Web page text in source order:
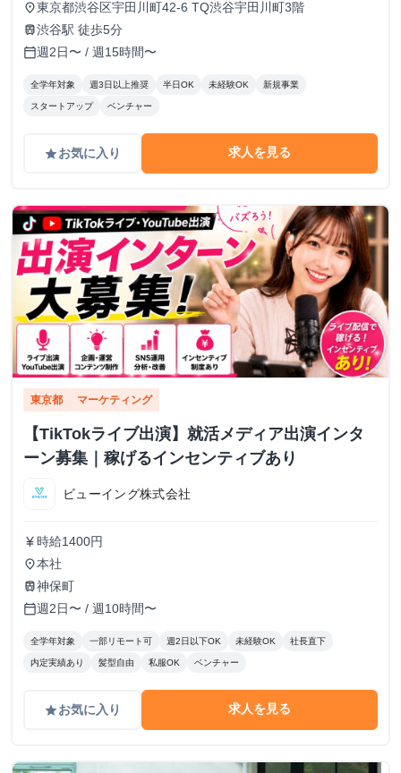
place東京都渋谷区宇田川町42-6 TQ渋谷宇田川町3階
train渋谷駅 徒歩5分
calendar_today週2日〜 / 週15時間〜
全学年対象 週3日以上推奨 半日OK 未経験OK 新規事業
スタートアップ ベンチャー
gradeお気に入り 求人を見る
東京都 マーケティング
【TikTokライブ出演】就活メディア出演インタ
ーン募集｜稼げるインセンティブあり
ビューイング株式会社
currency_yen 時給1400円
place本社
train神保町
calendar_today週2日〜 / 週10時間〜
全学年対象 一部リモート可 週2日以下OK 未経験OK 社長直下
内定実績あり 髪型自由 私服OK ベンチャー
gradeお気に入り 求人を見る